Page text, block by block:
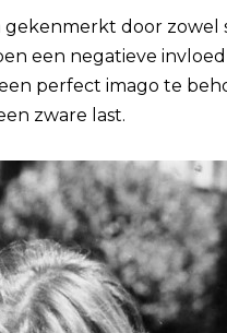
door zowel
een negatieve
​​perfect imago te
zware last.